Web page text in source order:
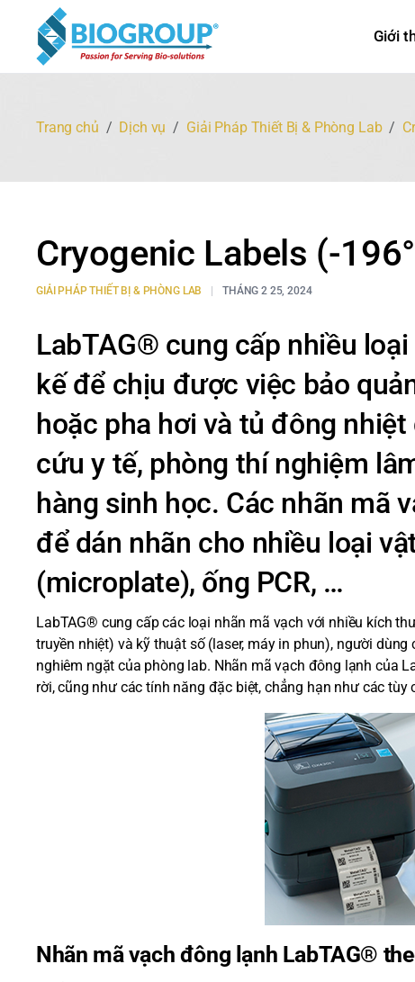
Giới
Trang chủ Dịch vụ Giải Pháp Thiết Bị & Phòng Lab
Cryogenic Labels (-
GIẢI PHÁP THIẾT BỊ & PHÒNG LAB THÁNG 2 25, 2024
LabTAG® cung cấp nhiều loại
kế để chịu được việc bảo
hoặc pha hơi và tủ đông
cứu y tế, phòng thí nghiệm
hàng sinh học. Các nhãn mã
để dán nhãn cho nhiều loại
(microplate), ống PCR, …
LabTAG® cung cấp các loại nhãn mã vạch với nhiều kích
truyền nhiệt) và kỹ thuật số (laser, máy in phun), người
nghiêm ngặt của phòng lab. Nhãn mã vạch đông lạnh của
rời, cũng như các tính năng đặc biệt, chẳng hạn như các
Nhãn mã vạch đông lạnh LabTAG®